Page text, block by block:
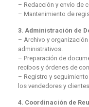
– Redacción y envío de
– Mantenimiento de
3. Administración de
– Archivo y
administrativos.
– Preparación de
recibos y órdenes de
– Registro y
los vendedores y clientes.
4. Coordinación de